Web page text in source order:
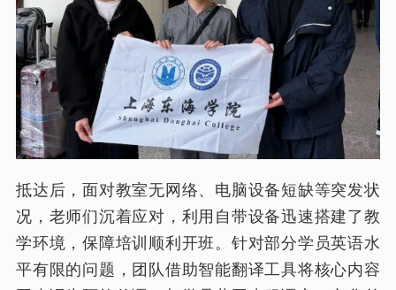
抵达后，面对教室无网络、电脑设备短缺等突发状
况，老师们沉着应对，利用自带设备迅速搭建了教
学环境，保障培训顺利开班。针对部分学员英语水
平有限的问题，团队借助智能翻译工具将核心内容